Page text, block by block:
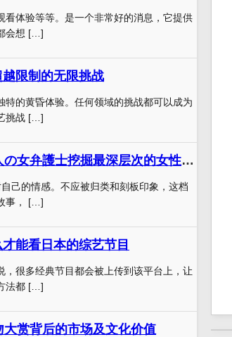
体验等等。是一个非常好的消息，它提供
会想 […]
限制的无限挑战
的黄昏体验。任何领域的挑战都可以成为
挑战 […]
人7颜色？！日本奇葩综艺7人の女弁護士挖掘最深层次的女性情感觉悟
己的情感。不应被归类和刻板印象，这档
事， […]
能看日本的综艺节目
很多经典节目都会被上传到该平台上，让
法都 […]
赏背后的市场及文化价值